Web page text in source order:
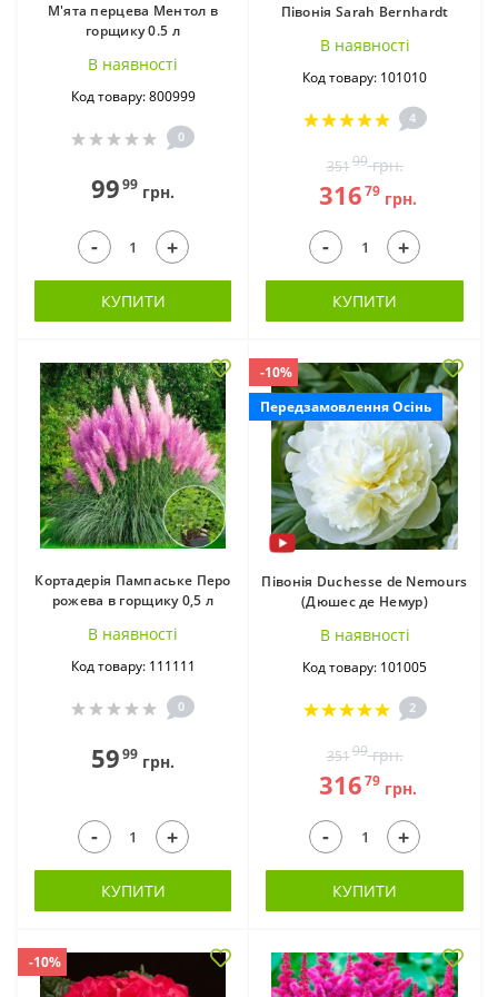
Альстромерія ВКС (4)
Амариліс в горщиках
в горщиках (4)
Бегонії у горщиках
(11)
Гейхера в горщику
Геленіум ВКС (2)
Гентіана в горщиках
(4)
М'ята перцева Ментол в
горщику 0.5 л
В наявностi
Код товару: 800999
0
9999 грн.
- +
КУПИТИ
Півонія Sarah Bernhardt
В наявностi
Код товару: 101010
4
35199грн.
31679грн.
- +
КУПИТИ
Кортадерія Пампаське Перо
рожева в горщику 0,5 л
В наявностi
Код товару: 111111
0
5999 грн.
- +
КУПИТИ
-10%
Передзамовлення Осінь
Півонія Duchesse de Nemours
(Дюшес де Немур)
В наявностi
Код товару: 101005
2
35199грн.
31679грн.
- +
КУПИТИ
-10%